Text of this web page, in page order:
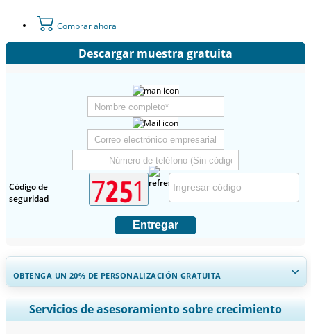
Comprar ahora
Descargar muestra gratuita
Código de
seguridad
Entregar
OBTENGA UN 20% DE PERSONALIZACIÓN GRATUITA
Ampliar la cobertura regional y por país, Análisis de segmentos,
Perfiles de empresas, Benchmarking competitivo, e información
Servicios de asesoramiento sobre crecimiento